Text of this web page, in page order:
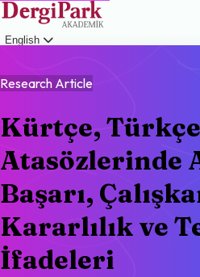
English
Research Article
Kürtçe,
Atasözlerinde
Başarı,
Kararlılık ve
İfadeleri